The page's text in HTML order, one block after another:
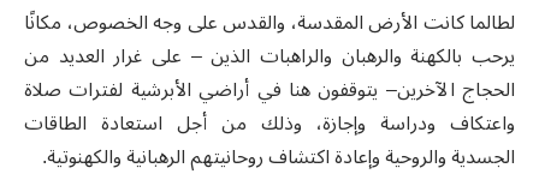
لطالما كانت الأرض المقدسة، والقدس على وجه الخصوص، مكانًا
يرحب بالكهنة والرهبان والراهبات الذين – على غرار العديد من
الحجاج الآخرين– يتوقفون هنا في أراضي الأبرشية لفترات صلاة
واعتكاف ودراسة وإجازة، وذلك من أجل استعادة الطاقات
الجسدية والروحية وإعادة اكتشاف روحانيتهم الرهبانية والكهنوتية.